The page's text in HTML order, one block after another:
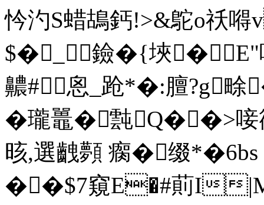
忴 汋S蜡鴣鈣!>&鴕o
$�_鐱�{埉�E"
齈#恖_跄*�:膻?g
�瓏鼉�霕Q��>唼
晐,選齥顭 瘸�缀
��$7窺E�#萴I